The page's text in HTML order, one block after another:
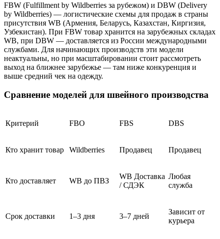
FBW (Fulfillment by Wildberries за рубежом) и DBW (Delivery
by Wildberries) — логистические схемы для продаж в страны
присутствия WB (Армения, Беларусь, Казахстан, Киргизия,
Узбекистан). При FBW товар хранится на зарубежных складах
WB, при DBW — доставляется из России международными
службами. Для начинающих производств эти модели
неактуальны, но при масштабировании стоит рассмотреть
выход на ближнее зарубежье — там ниже конкуренция и
выше средний чек на одежду.
Сравнение моделей для швейного производства
Критерий FBO FBS DBS
Кто хранит товар Wildberries Продавец Продавец
Кто доставляет WB до ПВЗ
WB Доставка
/ СДЭК
Любая
служба
Срок доставки 1–3 дня 3–7 дней
Зависит от
курьера